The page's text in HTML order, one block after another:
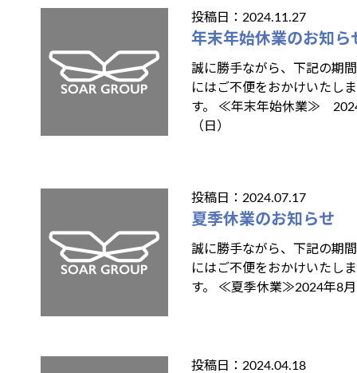
投稿日：2024.11.27
年末年始休業のお知ら
誠に勝手ながら、下記の期
にはご不便をおかけいたし
す。 ≪年末年始休業≫
（日）
投稿日：2024.07.17
夏季休業のお知らせ
誠に勝手ながら、下記の期
にはご不便をおかけいたし
す。 ≪夏季休業≫2024年8
投稿日：2024.04.18